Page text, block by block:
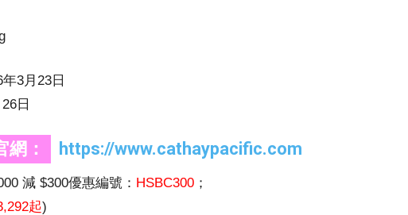
3月23日
日
： https://www.cathaypacific.com
減 $300優惠編號： HSBC300 ；
起)